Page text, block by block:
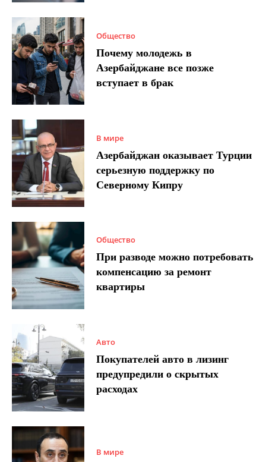
Общество
Почему молодежь в
Азербайджане все позже
вступает в брак
В мире
Азербайджан оказывает Турции
серьезную поддержку по
Северному Кипру
Общество
При разводе можно потребовать
компенсацию за ремонт
квартиры
Авто
Покупателей авто в лизинг
предупредили о скрытых
расходах
В мире